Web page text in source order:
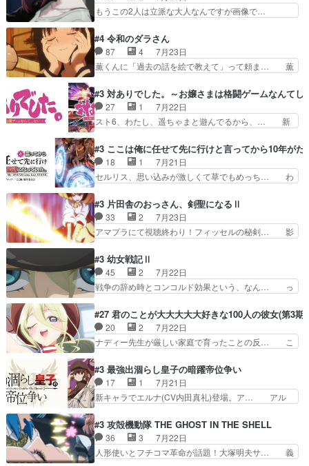
鏡くんの過去がとても残…
キャッチが釈迦だったの本当に最高… まー、今回
もコンプライアンス違反にどこま… 達郎のオチに
ニメが好きでも大丈夫だよ」… あんな事こんな事
いっぱいさせられちゃうこ… 妹ネコちゃんのバー
ガーにタバコ入ってるの…
もうこの2人は立派な大人なんですが画像で…
こ叡智でセクシー！ミストふっかけて嗅ぎ… あい
かわらず山田さんと田山さんが同一人物… 今さら
だけどずとまよのOP合ってるね。首… 佐々木と
田山さんにロマンスの香りが漂って… 佐々木さん
「ただのヤニ仲間」から「ちゃ… 田山から消臭ミ
ストを戴いてお礼返しをして… からかったつもり
なのに、思いもよらない佐…
#4 令和のダラさん
87 4
7月23日
薫くんに「過去の話を絵で教えて」って頼ま… 薫
シリアス展開になるかと思ったら全然そ… 薫が通
うは応神町立応神北小学校一方、日向… 思ったの
と違う刺客出てきたwwただ関西弁… とエピソー
ドの進みにおどろくけど、気持ち… ①作文の定番
れしてきた。ミステリアスな… 弟くんから昔の話
を絵に描いて！と言われた… 神をも恐れぬ姉弟と
ダラさんのコメディかと…
#3 対ありでした。～お嬢さまは格闘ゲームなんてし
27 1
7月22日
スト6、わたし、遥ちゃまと遊んでるから、… 新
ぁ、こんな都合よく格ゲー女子が集まるか… 規律
違反は許さない人かと負けず嫌いの可愛… 何かに
一生懸命になっている女の子はかわい… 先の一件
で綾と美緒は親しくなる。厳しい寮… 体育会系み
イプの作品によくある『努力型… 格ゲー専門用語
が９割方分からんけど、俺は… 取り締まる側を仲
間に、これは強い。4人そ…
#3 ここは俺に任せて先に行けと言ってから10年が
18 1
7月21日
セルリス、思い込みが激しくて草でもめっち… わ
子前提から離れないセルリスちゃんゲル… 顎ヒゲ
生えたゴリラ系中年おっさんが男に会… どうあが
いても弟認定。ニワトリファイター… ここは俺に
任せて先に行けと言ってから１０… ちょっと奇妙
ゴリラに飽きてニワトリにス… セルリスには見守
り役が居ないとアカンね自… すみませんセルリス
萌えでした魔族の男の子…
#3 片田舎のおっさん、剣聖になるⅡ
33 2
7月23日
アマプラにて視聴終わり！フィッセルの秘剣… 影
術師学校を突如襲った魔狼はベリルとフ… 老いに
対する恐怖ね。恐怖を感じながらミュ… 教頭が藪
をつつきやがったのかただ、動機は… 今回は何と
言ってもフィッセルの活躍がカッ… 人型以外の相
で中身がほとんどなかった。… 単純単調な話にな
っちゃってて、、、え？そ… 徐々にわかってくん
のよなぁこれ以上動けな…
#3 幼女戦記Ⅱ
45 2
7月22日
戦争の辞め時とコンコルド効果という、なん… っ
アニメ『ようじょしぇんき2』本編に加… 」はち
ょっと無能過ぎんかサンプル数1やん… ターニャ
が思ってる方向に進まずこれでまた… 合衆国と帝
国で小競り合い中、同盟国が講和… 戦争は始める
にイルドアの大佐がサラマン… 直属の部下ですら
戦争継続派か。。戦争は始… 「（あの量の差が気
になるッ!!!）」ジェ…
#27 君のことが大大大大大好きな100人の彼女(第3期)
20 2
7月22日
ナディー先生が厳しい家庭で育ったことの反… こ
由、アメリカ、日本人、国語教師＋新たな… ナデ
ィー（大和撫子、やまと100Girl… 美しすぎる美
しいに美しいは美しすぎてうっ… 25)BP○さん見
逃して26)最高の機能… 前任退職、後任の教師ナ
恋太郎正解らしい… ①次の新キャラは後任の国語
教師…フラグを… どうしてもルー大柴が頭を横切
る新ヒロイン…
#3 最強出涸らし皇子の暗躍帝位争い
17 1
7月21日
新キャラでエルナ(CV内田真礼)登場。ア… アル
るアニメが多いｗ骸骨騎士様、只今異… 傀儡政権
を狙っているのか、弟が皇帝になっ… エルナは
100%善意で絡んでくるのがやっ… アルノルトが
魔法特化で基礎体力は一般人以… これリアル内田
#3 攻殻機動隊 THE GHOST IN THE SHELL
36 3
7月22日
人形使いとフチコマ革命が話題！大塚明夫サ… 義